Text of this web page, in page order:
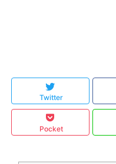
Twitter
Pocket